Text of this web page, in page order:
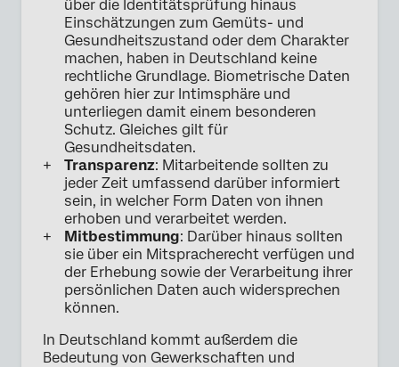
über die Identitätsprüfung hinaus
Einschätzungen zum Gemüts- und
Gesundheitszustand oder dem Charakter
machen, haben in Deutschland keine
rechtliche Grundlage. Biometrische Daten
gehören hier zur Intimsphäre und
unterliegen damit einem besonderen
Schutz. Gleiches gilt für
Gesundheitsdaten.
Transparenz: Mitarbeitende sollten zu
jeder Zeit umfassend darüber informiert
sein, in welcher Form Daten von ihnen
erhoben und verarbeitet werden.
Mitbestimmung: Darüber hinaus sollten
sie über ein Mitspracherecht verfügen und
der Erhebung sowie der Verarbeitung ihrer
persönlichen Daten auch widersprechen
können.
In Deutschland kommt außerdem die
Bedeutung von Gewerkschaften und